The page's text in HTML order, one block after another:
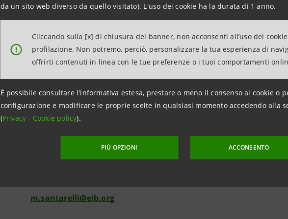
da un sito web diverso da quello visitato). L'uso dei cookie ha la durata di 1 anno.
!
Cliccando sulla [x] di chiusura del banner, non acconsenti all’uso dei
profilazione. Non potremo, perciò, personalizzare la tua esperienza di
offrirti contenuti in linea con le tue preferenze o i tuoi comportamenti
È possibile consultare l'informativa estesa, prestare o meno il consenso ai cookie o
configurazione e modificare le proprie scelte in qualsiasi momento accedendo alla
(Privacy- Cookie policy).
PIÙ OPZIONI ACCONSENTO
dello sforzo congiunto di tutti, perché si consolidi e cresca nel
INTESA SANPAOLO
Rapporti con i Media – Corporate & Investment Banking e Media
Tel. +390287962052
stampa@intesasanpaolo.com
m.santarelli@eib.org